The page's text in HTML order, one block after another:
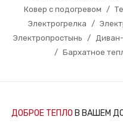
Ковер с подогревом
/
Электрогрелка
/
Электропростынь
/
/ Бархатное
ДОБРОЕ ТЕПЛО В ВАШЕМ